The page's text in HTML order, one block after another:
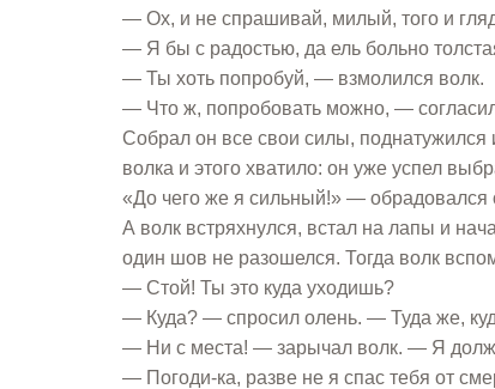
— Ох, и не спрашивай, милый, того и
— Я бы с радостью, да ель больно
— Ты хоть попробуй, — взмолился волк.
— Что ж, попробовать можно, —
Собрал он все свои силы,
волка и этого хватило: он уже успел
«До чего же я сильный!» — обрадовался
А волк встряхнулся, встал на лапы и
один шов не разошелся. Тогда волк
— Стой! Ты это куда уходишь?
— Куда? — спросил олень. — Туда же,
— Ни с места! — зарычал волк. — Я
— Погоди-ка, разве не я спас тебя от